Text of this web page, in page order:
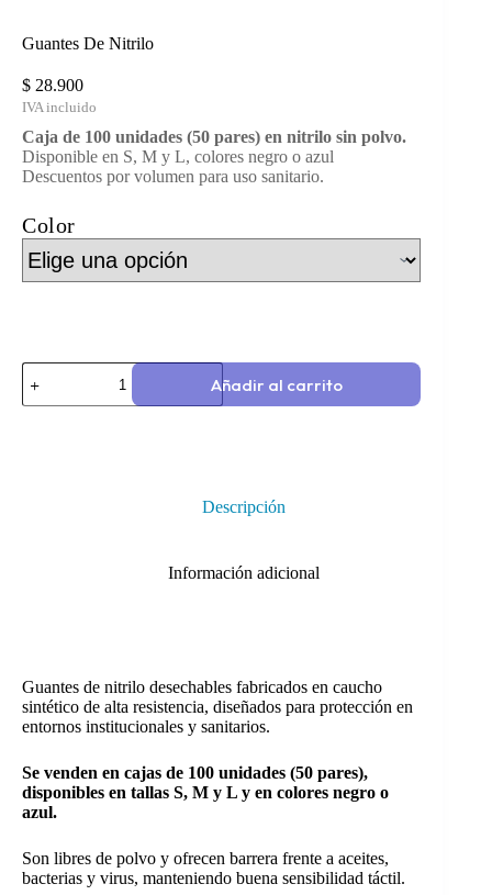
Guantes De Nitrilo
$ 28.900
Caja de 100 unidades (50 pares) en nitrilo sin polvo.
Disponible en S, M y L, colores negro o azul
Descuentos por volumen para uso sanitario.
Color
Añadir al carrito
Descripción
Información adicional
Guantes de nitrilo desechables fabricados en caucho
sintético de alta resistencia, diseñados para protección en
entornos institucionales y sanitarios.
Se venden en cajas de 100 unidades (50 pares),
disponibles en tallas S, M y L y en colores negro o
azul.
Son libres de polvo y ofrecen barrera frente a aceites,
bacterias y virus, manteniendo buena sensibilidad táctil.